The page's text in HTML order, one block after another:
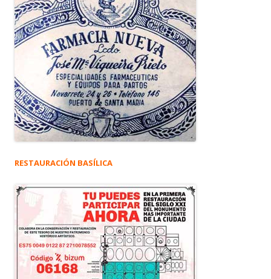
RESTAURACIÓN BASÍLICA